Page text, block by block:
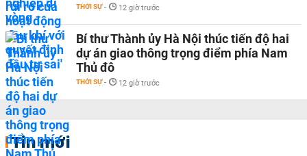
THỜI SỰ - 12 giờ trước
Bí thư Thành ủy Hà Nội thúc tiến độ hai
dự án giao thông trọng điểm phía Nam
Thủ đô
THỜI SỰ - 12 giờ trước
Tin mới